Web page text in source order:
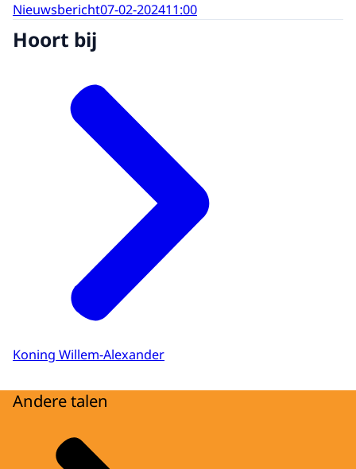
Nieuwsbericht07-02-202411:00
Hoort bij
Koning Willem-Alexander
Andere talen